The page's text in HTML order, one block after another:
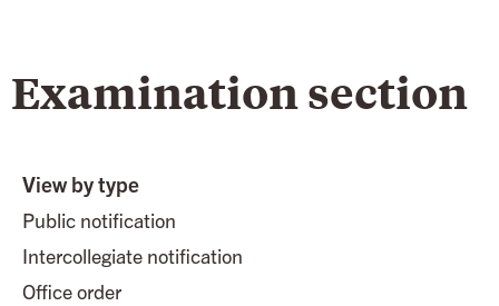
Examination section
View by type
Public notification
Intercollegiate notification
Office order